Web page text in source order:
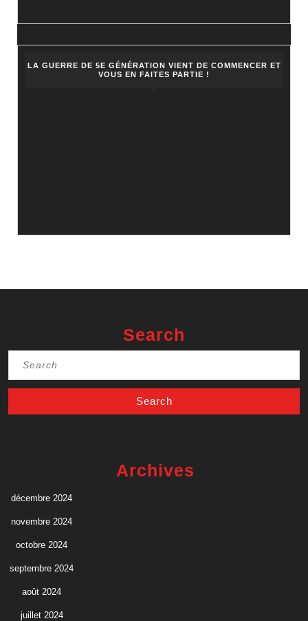
LA GUERRE DE 5E GÉNÉRATION VIENT DE COMMENCER ET
VOUS EN FAITES PARTIE !
Search
Archives
décembre 2024
novembre 2024
octobre 2024
septembre 2024
août 2024
juillet 2024